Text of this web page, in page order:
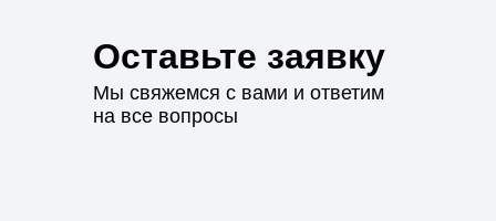
Мы свяжемся с вами и ответим
на все вопросы
Оставьте заявку